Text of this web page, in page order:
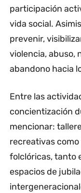
participación
vida social.
prevenir,
violencia, abuso,
abandono hacia
Entre las
concientización
mencionar:
recreativas
folclóricas, tanto
espacios de